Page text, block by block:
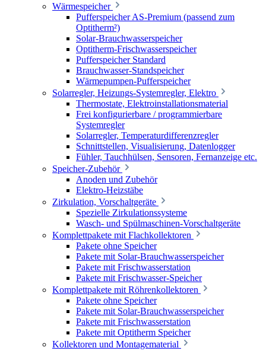
Wärmespeicher
Pufferspeicher AS-Premium (passend zum
Optitherm²)
Solar-Brauchwasserspeicher
Optitherm-Frischwasserspeicher
Pufferspeicher Standard
Brauchwasser-Standspeicher
Wärmepumpen-Pufferspeicher
Solarregler, Heizungs-Systemregler, Elektro
Thermostate, Elektroinstallationsmaterial
Frei konfigurierbare / programmierbare
Systemregler
Solarregler, Temperaturdifferenzregler
Schnittstellen, Visualisierung, Datenlogger
Fühler, Tauchhülsen, Sensoren, Fernanzeige etc.
Speicher-Zubehör
Anoden und Zubehör
Elektro-Heizstäbe
Zirkulation, Vorschaltgeräte
Spezielle Zirkulationssysteme
Wasch- und Spülmaschinen-Vorschaltgeräte
Komplettpakete mit Flachkollektoren
Pakete ohne Speicher
Pakete mit Solar-Brauchwasserspeicher
Pakete mit Frischwasserstation
Pakete mit Frischwasser-Speicher
Komplettpakete mit Röhrenkollektoren
Pakete ohne Speicher
Pakete mit Solar-Brauchwasserspeicher
Pakete mit Frischwasserstation
Pakete mit Optitherm Speicher
Kollektoren und Montagematerial